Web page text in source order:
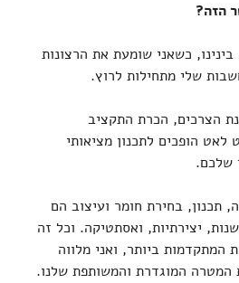
הזה?
כשאני שומעת את הרצונות
שלי מתחילות לרוץ.
הצרכים, הכרת התקציב
הופכים לתכנון מציאותי
שלכם.
תכנון, בחירת חומר ועיצוב הם
יצירתיות, ואסתטיקה. וכל זה
ביותר, ואני מלווה
המוגדרת והמשותפת שלנו.